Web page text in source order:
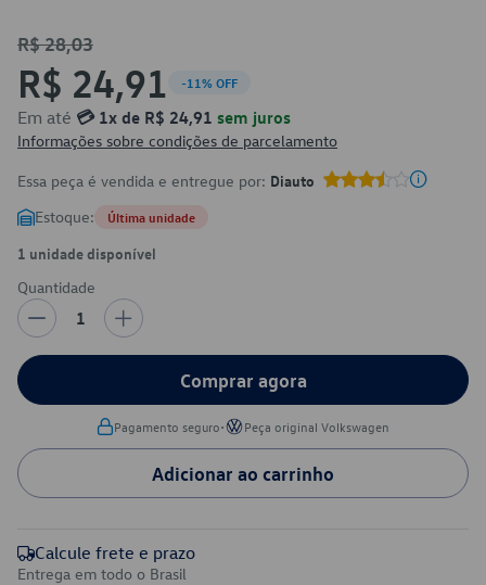
R$ 28,03
R$ 24,91 -11% OFF
Em até 💳 1x de R$ 24,91 sem juros
Informações sobre condições de parcelamento
Essa peça é vendida e entregue por: Diauto
Estoque: Última unidade
1 unidade disponível
Quantidade
1
Comprar agora
Pagamento seguro• Peça original Volkswagen
Adicionar ao carrinho
Calcule frete e prazo
Entrega em todo o Brasil